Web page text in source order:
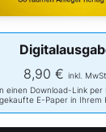
8,90 € inkl. MwSt.
einen Download-Link per
E-Paper in Ihrem